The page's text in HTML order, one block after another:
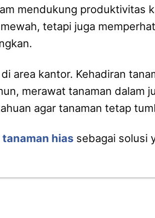
mendukung produktivitas
tetapi juga
area kantor. Kehadiran
merawat tanaman dalam
agar tanaman tetap
tanaman hias sebagai solusi